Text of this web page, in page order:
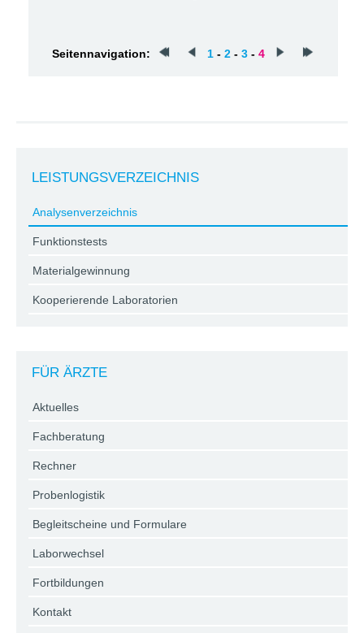
Seitennavigation: 1 - 2 - 3 - 4
LEISTUNGSVERZEICHNIS
Analysenverzeichnis
Funktionstests
Materialgewinnung
Kooperierende Laboratorien
FÜR ÄRZTE
Aktuelles
Fachberatung
Rechner
Probenlogistik
Begleitscheine und Formulare
Laborwechsel
Fortbildungen
Kontakt